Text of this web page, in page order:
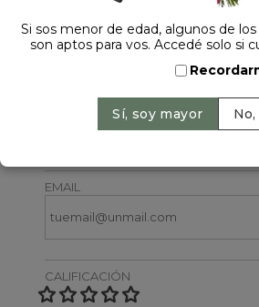
Dejá tu opinión
NOMBRE
EMAIL
CALIFICACIÓN
Si sos menor de edad, algunos de
son aptos para vos. Accedé solo si